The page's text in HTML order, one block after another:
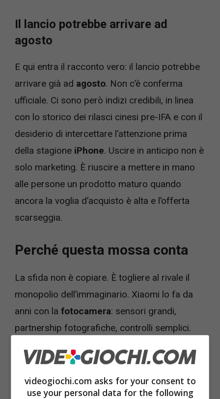
Il lancio potrebbe arrivare ad
agosto
E qui entra il racconto vero: il lancio potrebbe
arrivare già ad agosto. Non c’è conferma
ufficiale. Ci sono però indizi credibili, in linea
con lo storico dei rilasci cinesi pre-IFA e con il
desiderio di intercettare l’attenzione prima
della stagione iPhone. Uscire in anticipo non è
solo marketing. È riuscire a mettere in mano
alle persone un prodotto maturo quando
ancora la voglia d’acquisto è alta e l’offerta
scarseggia.
Perché questa mossa conta
La sfida non è copiare. È togliere al rivale il
monopolio dell’immaginario. Xiaomi lo fa da
anni con la fotocamera: sensori grandi,
partnership fotografiche, controlli semplici.
capiscono una foto notturna pulita o un
ritratto che non “impasta” la pelle. Su strada, è
lì che si vince. Ho visto più di una volta amici
videogiochi.com asks for your consent to
use your personal data for the following